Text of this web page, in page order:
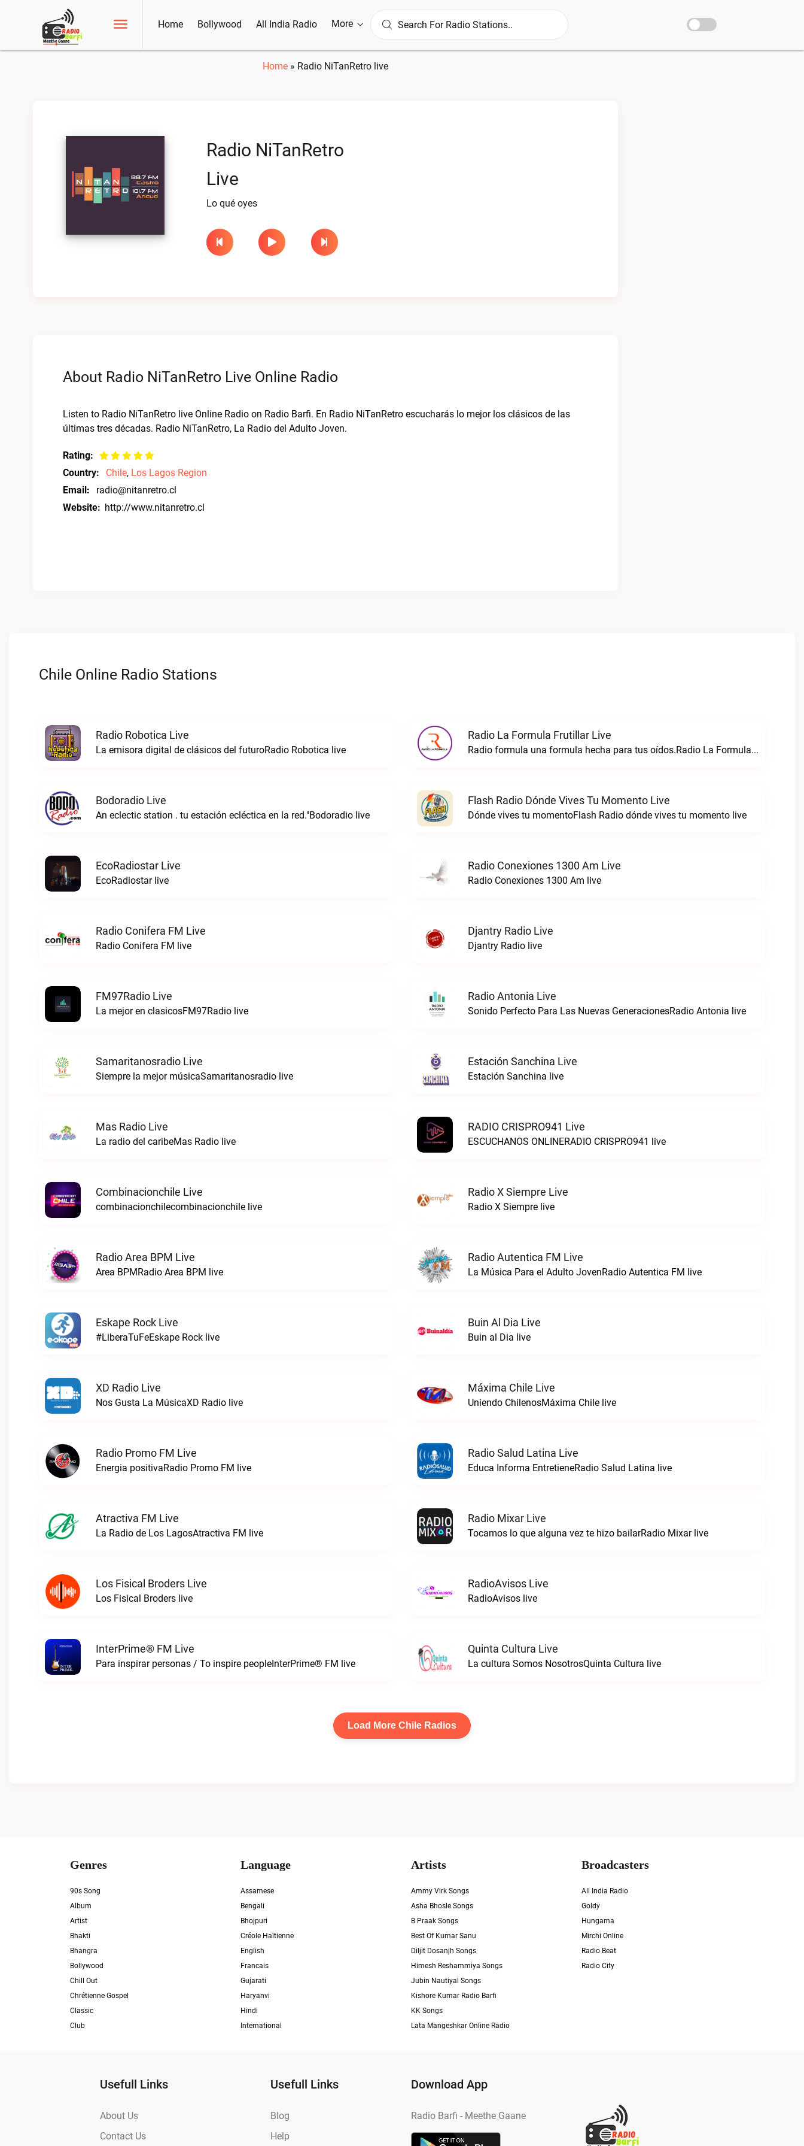
Home Bollywood All India Radio More
Home » Radio NiTanRetro live
Radio NiTanRetro
Live
Lo qué oyes
About Radio NiTanRetro Live Online Radio
Listen to Radio NiTanRetro live Online Radio on Radio Barfi. En Radio NiTanRetro escucharás lo mejor los clásicos de las
últimas tres décadas. Radio NiTanRetro, La Radio del Adulto Joven.
Rating:
Country:
Chile, Los Lagos Region
Email:
radio@nitanretro.cl
Website: http://www.nitanretro.cl
Chile Online Radio Stations
Radio Robotica Live
La emisora digital de clásicos del futuroRadio Robotica live
Radio La Formula Frutillar Live
Radio formula una formula hecha para tus oídos.Radio La Formula Frutillar live
Bodoradio Live
An eclectic station . tu estación ecléctica en la red."Bodoradio live
Flash Radio Dónde Vives Tu Momento Live
Dónde vives tu momentoFlash Radio dónde vives tu momento live
EcoRadiostar Live
EcoRadiostar live
Radio Conexiones 1300 Am Live
Radio Conexiones 1300 Am live
Radio Conifera FM Live
Radio Conifera FM live
Djantry Radio Live
Djantry Radio live
FM97Radio Live
La mejor en clasicosFM97Radio live
Radio Antonia Live
Sonido Perfecto Para Las Nuevas GeneracionesRadio Antonia live
Samaritanosradio Live
Siempre la mejor músicaSamaritanosradio live
Estación Sanchina Live
Estación Sanchina live
Mas Radio Live
La radio del caribeMas Radio live
RADIO CRISPRO941 Live
ESCUCHANOS ONLINERADIO CRISPRO941 live
Combinacionchile Live
combinacionchilecombinacionchile live
Radio X Siempre Live
Radio X Siempre live
Radio Area BPM Live
Area BPMRadio Area BPM live
Radio Autentica FM Live
La Música Para el Adulto JovenRadio Autentica FM live
Eskape Rock Live
#LiberaTuFeEskape Rock live
Buin Al Dia Live
Buin al Dia live
XD Radio Live
Nos Gusta La MúsicaXD Radio live
Máxima Chile Live
Uniendo ChilenosMáxima Chile live
Radio Promo FM Live
Energia positivaRadio Promo FM live
Radio Salud Latina Live
Educa Informa EntretieneRadio Salud Latina live
Atractiva FM Live
La Radio de Los LagosAtractiva FM live
Radio Mixar Live
Tocamos lo que alguna vez te hizo bailarRadio Mixar live
Los Fisical Broders Live
Los Fisical Broders live
RadioAvisos Live
RadioAvisos live
InterPrime® FM Live
Para inspirar personas / To inspire peopleInterPrime® FM live
Quinta Cultura Live
La cultura Somos NosotrosQuinta Cultura live
Load More Chile Radios
Genres
90s Song
Album
Artist
Bhakti
Bhangra
Bollywood
Chill Out
Chrétienne Gospel
Classic
Club
Language
Assamese
Bengali
Bhojpuri
Créole Haïtienne
English
Francais
Gujarati
Haryanvi
Hindi
International
Artists
Ammy Virk Songs
Asha Bhosle Songs
B Praak Songs
Best Of Kumar Sanu
Diljit Dosanjh Songs
Himesh Reshammiya Songs
Jubin Nautiyal Songs
Kishore Kumar Radio Barfi
KK Songs
Lata Mangeshkar Online Radio
Broadcasters
All India Radio
Goldy
Hungama
Mirchi Online
Radio Beat
Radio City
Usefull Links
About Us
Contact Us
Usefull Links
Blog
Help
Download App
Radio Barfi - Meethe Gaane